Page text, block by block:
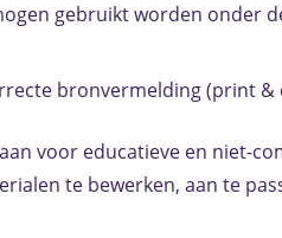
gebruikt worden onder
bronvermelding (print &
voor educatieve en niet-
te bewerken, aan te